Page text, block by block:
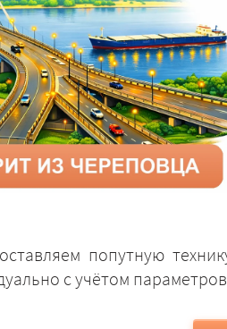
попутную
с учётом